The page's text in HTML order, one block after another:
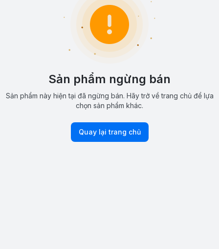
Sản phẩm ngừng bán
Sản phẩm này hiện tại đã ngừng bán. Hãy trở về trang chủ để lựa
chọn sản phẩm khác.
Quay lại trang chủ